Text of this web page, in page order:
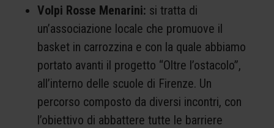
Volpi Rosse Menarini: si tratta di
un’associazione locale che promuove il
basket in carrozzina e con la quale abbiamo
portato avanti il progetto “Oltre l’ostacolo”,
all’interno delle scuole di Firenze. Un
percorso composto da diversi incontri, con
l’obiettivo di abbattere tutte le barriere